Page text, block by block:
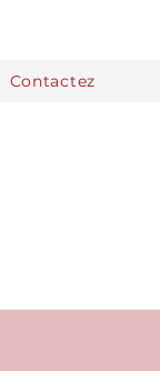
Contactez